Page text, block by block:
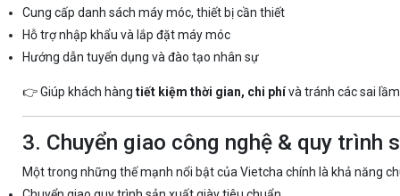
Cung cấp danh sách máy móc, thiết bị cần thiết
Hỗ trợ nhập khẩu và lắp đặt máy móc
Hướng dẫn tuyển dụng và đào tạo nhân sự
👉 Giúp khách hàng tiết kiệm thời gian, chi phívà tránh các sai
3. Chuyển giao công nghệ & quy trình
Một trong những thế mạnh nổi bật của Vietcha chính là khả năng